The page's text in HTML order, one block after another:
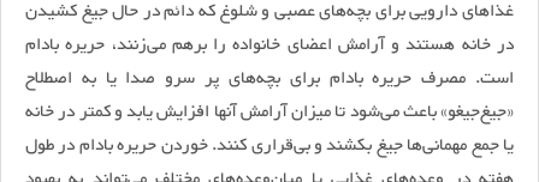
غذاهای دارویی برای بچه‌های عصبی و شلوغ که دائم در حال جیغ کشیدن
در خانه هستند و آرامش اعضای خانواده را برهم می‌زنند، حریره بادام
است. مصرف حریره بادام برای بچه‌های پر سرو صدا یا به اصطلاح
«جیغ‌جیغو» باعث می‌شود تا میزان آرامش آنها افزایش یابد و کمتر در خانه
یا جمع مهمانی‌ها جیغ بکشند و بی‌قراری کنند. خوردن حریره بادام در طول